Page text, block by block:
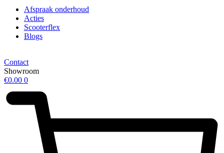
Afspraak onderhoud
Acties
Scooterflex
Blogs
Contact
Showroom
€0.00 0